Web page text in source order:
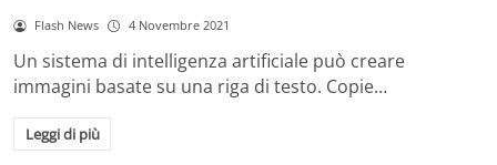
Flash News 4 Novembre 2021
Un sistema di intelligenza artificiale può creare
immagini basate su una riga di testo. Copie…
Leggi di più